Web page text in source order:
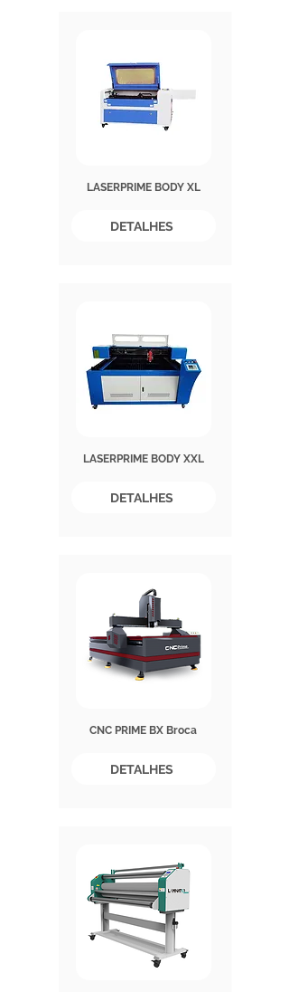
LASERPRIME BODY XL
DETALHES
LASERPRIME BODY XXL
DETALHES
CNC PRIME BX Broca
DETALHES